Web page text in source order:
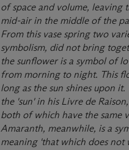
of space and volume, leaving
mid-air in the middle of the
From this vase spring two
symbolism, did not bring
the sunﬂower is a symbol of
from morning to night. This ﬂ
long as the sun shines upon it.
the 'sun' in his Livre de
both of which have the same
Amaranth, meanwhile, is a
meaning 'that which does not